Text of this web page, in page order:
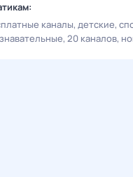
каналы детские
20 каналов